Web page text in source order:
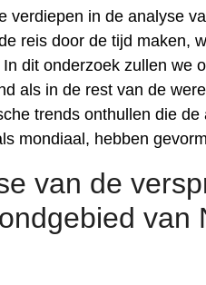
verdiepen in de analyse
reis door de tijd maken,
dit onderzoek zullen we
als in de rest van de
trends onthullen die
mondiaal, hebben
van de
van